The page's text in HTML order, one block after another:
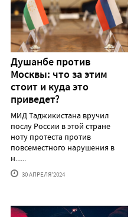
Душанбе против
Москвы: что за этим
стоит и куда это
приведет?
МИД Таджикистана вручил
послу России в этой стране
ноту протеста против
повсеместного нарушения в
н......
30 АПРЕЛЯ'2024